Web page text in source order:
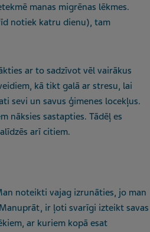
manas migrēnas lēkmes.
notiek katru dienu), tam
ar to sadzīvot vēl vairākus
kā tikt galā ar stresu, lai
sevi un savus ģimenes locekļus.
nāksies sastapties. Tādēļ es
arī citiem.
noteikti vajag izrunāties, jo man
ir ļoti svarīgi izteikt savas
ar kuriem kopā esat